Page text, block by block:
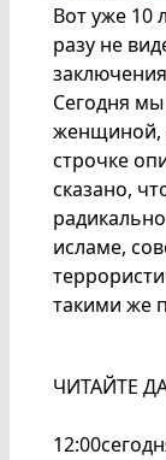
Вот уже 10
разу не
Сегодня
женщиной,
строчке
сказано,
исламе,
такими же
ЧИТАЙТЕ
12:00